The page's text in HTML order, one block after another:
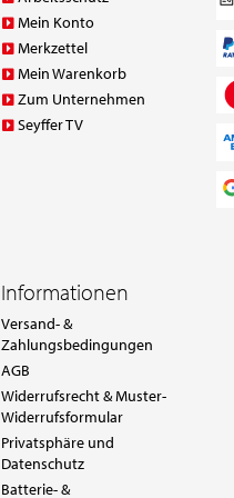
Mein Konto
Merkzettel
Mein Warenkorb
Zum Unternehmen
Seyffer TV
Informationen
Versand- &
Zahlungsbedingungen
AGB
Widerrufsrecht & Muster-
Widerrufsformular
Privatsphäre und
Datenschutz
Batterie- &